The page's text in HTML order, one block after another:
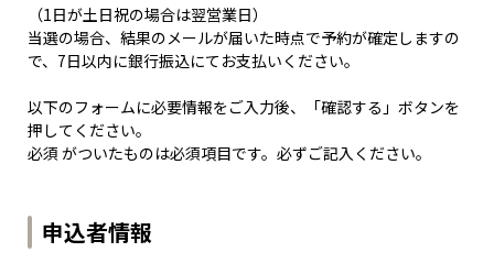
（1日が土日祝の場合は翌営業日）
当選の場合、結果のメールが届いた時点で予約が確定しますの
で、7日以内に銀行振込にてお支払いください。
以下のフォームに必要情報をご入力後、「確認する」ボタンを
押してください。
必須 がついたものは必須項目です。必ずご記入ください。
申込者情報